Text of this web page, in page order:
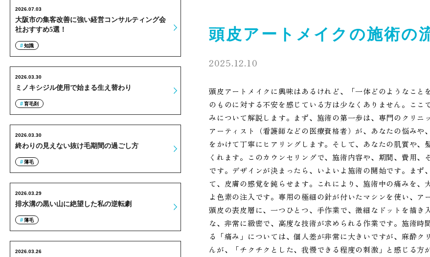
頭皮アートメイクの施術の
2025.12.10
頭皮アートメイクに興味はあるけれど、「一体どのようなこ
のものに対する不安を感じている方は少なくありません。こ
みについて解説します。まず、施術の第一歩は、専門のクリ
アーティスト（看護師などの医療資格者）が、あなたの悩み
をかけて丁寧にヒアリングします。そして、あなたの肌質や
くれます。このカウンセリングで、施術内容や、期間、費用
です。デザインが決まったら、いよいよ施術の開始です。ま
て、皮膚の感覚を鈍らせます。これにより、施術中の痛みを
よ色素の注入です。専用の極細の針が付いたマシンを使い、ア
頭皮の表皮層に、一つひとつ、手作業で、微細なドットを描
な、非常に緻密で、高度な技術が求められる作業です。施術
る「痛み」については、個人差が非常に大きいですが、麻酔
んが、「チクチクとした、我慢できる程度の刺激」と感じる方
大阪市の集客改善に強い経営コンサルティング会
社おすすめ5選！
2026.07.03
知識
ミノキシジル使用で始まる生え替わり
2026.03.30
育毛剤
終わりの見えない抜け毛期間の過ごし方
2026.03.30
薄毛
排水溝の黒い山に絶望した私の逆転劇
2026.03.29
薄毛
2026.03.26